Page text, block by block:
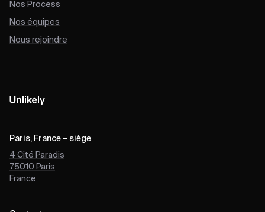
Nos Process
Nos équipes
Nous rejoindre
Paris, France – siège
4 Cité Paradis
75010 Paris
France